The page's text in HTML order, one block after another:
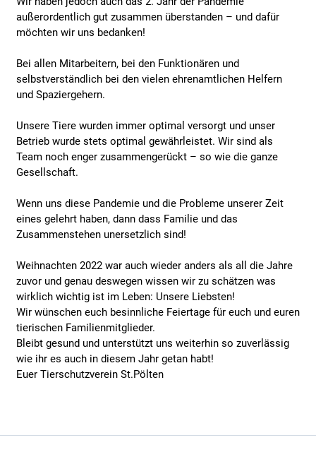
außerordentlich gut zusammen überstanden – und dafür
möchten wir uns bedanken!
Bei allen Mitarbeitern, bei den Funktionären und
selbstverständlich bei den vielen ehrenamtlichen Helfern
und Spaziergehern.
Unsere Tiere wurden immer optimal versorgt und unser
Betrieb wurde stets optimal gewährleistet. Wir sind als
Team noch enger zusammengerückt – so wie die ganze
Gesellschaft.
Wenn uns diese Pandemie und die Probleme unserer Zeit
eines gelehrt haben, dann dass Familie und das
Zusammenstehen unersetzlich sind!
Weihnachten 2022 war auch wieder anders als all die Jahre
zuvor und genau deswegen wissen wir zu schätzen was
wirklich wichtig ist im Leben: Unsere Liebsten!
Wir wünschen euch besinnliche Feiertage für euch und euren
tierischen Familienmitglieder.
Bleibt gesund und unterstützt uns weiterhin so zuverlässig
wie ihr es auch in diesem Jahr getan habt!
Euer Tierschutzverein St.Pölten